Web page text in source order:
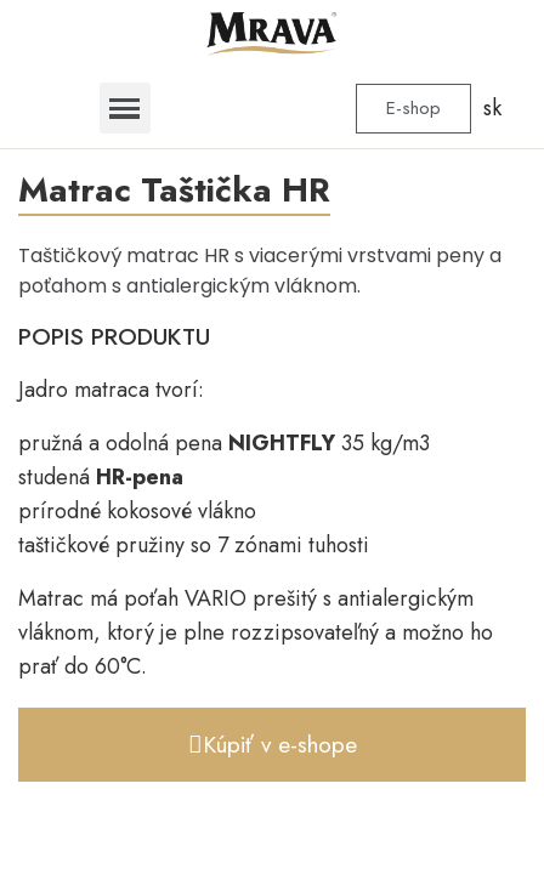
E-shop sk
Matrac Taštička HR
Taštičkový matrac HR s viacerými vrstvami peny a
poťahom s antialergickým vláknom.
POPIS PRODUKTU
Jadro matraca tvorí:
pružná a odolná pena NIGHTFLY35 kg/m3
studená HR-pena
prírodné kokosové vlákno
taštičkové pružiny so 7 zónami tuhosti
Matrac má poťah VARIO prešitý s antialergickým
vláknom, ktorý je plne rozzipsovateľný a možno ho
prať do 60°C.
Kúpiť v e-shope